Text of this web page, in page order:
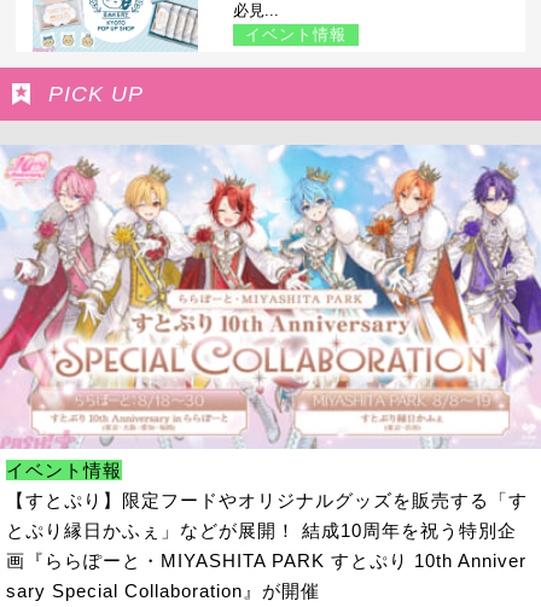
必見...
イベント情報
PICK UP
イベント情報
【すとぷり】限定フードやオリジナルグッズを販売する「す
とぷり縁日かふぇ」などが展開！ 結成10周年を祝う特別企
画『ららぽーと・MIYASHITA PARK すとぷり 10th Anniver
sary Special Collaboration』が開催